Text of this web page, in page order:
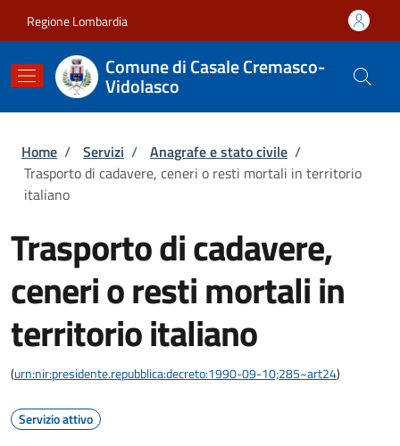
Regione Lombardia
Comune di Casale Cremasco-
Vidolasco
Briciole di pane
Home / Servizi / Anagrafe e stato civile /
Trasporto di cadavere, ceneri o resti mortali in territorio
italiano
Trasporto di cadavere,
ceneri o resti mortali in
territorio italiano
(urn:nir:presidente.repubblica:decreto:1990-09-10;285~art24)
Servizio attivo